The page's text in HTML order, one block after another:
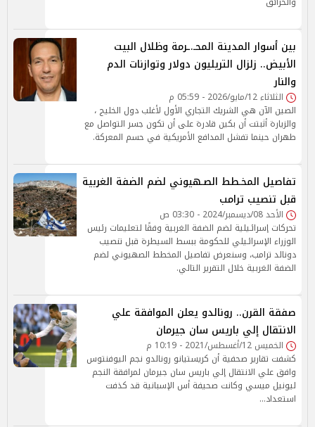
بين أسوار المدينة المحـ.ـرمة وظلال البيت
الأبيض.. زلزال التريليون دولار وتوازنات الدم
والنار
الثلاثاء 12/مايو/2026 - 05:59 م
الصين الآن هي الشريك التجاري الأول لأغلب دول الخليج ،
والزيارة أثبتت أن بكين قادرة على أن تكون جسر التواصل مع
طهران حينما تفشل المدافع الأمريكية في حسم المعركة.
تفاصيل المخـطط الصـهيوني لضم الضفة الغربية
قبل تنصيب ترامب
الأحد 08/ديسمبر/2024 - 03:30 ص
تحركات إسرائـيلية لضم الضفة الغربية وفقًا لتعليمات رئيس
الوزراء الإسرائـيلي للحكومة ببسط السيطرة قبل تنصيب
دونالد ترامب، وسنعرض تفاصيل المخطط الصهيوني لضم
الضفة الغربية خلال التقرير التالي.
صفقة القرن.. رونالدو يعلن الموافقة علي
الانتقال إلي باريس سان جيرمان
الخميس 12/أغسطس/2021 - 10:19 م
كشفت تقارير صحفية أن كريستيانو رونالدو نجم اليوفنتوس
وافق علي الانتقال إلي باريس سان جيرمان لمرافقة النجم
ليونيل ميسي وكانت صحيفة أس الإسبانية قد كذفت
استعداد…